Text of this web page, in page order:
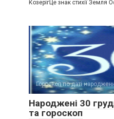
КозерігЦе знак стихії Земля
Гороскоп по даті
Народжені 30
та гороскоп